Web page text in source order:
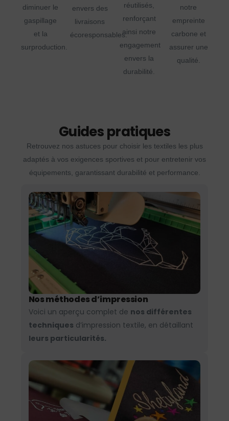
diminuer le
gaspillage
et la
surproduction.
envers des
livraisons
écoresponsables.
réutilisés,
renforçant
ainsi notre
engagement
envers la
durabilité.
notre
empreinte
carbone et
assurer une
qualité.
Guides pratiques
Retrouvez nos astuces pour choisir les textiles les plus
adaptés à vos exigences sportives et pour entretenir vos
équipements, garantissant durabilité et performance.
Nos méthodes d’impression
Voici un aperçu complet de nos différentes
techniques d’impression textile, en détaillant
leurs particularités.